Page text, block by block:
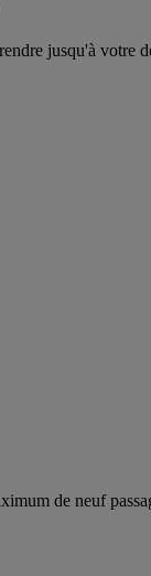
jusqu'à votre
de neuf